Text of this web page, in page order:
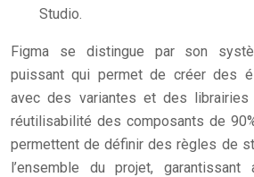
Studio.
Figma se distingue par son
puissant qui permet de créer des
avec des variantes et des librairies
réutilisabilité des composants de
permettent de définir des règles de
l’ensemble du projet, garantissant